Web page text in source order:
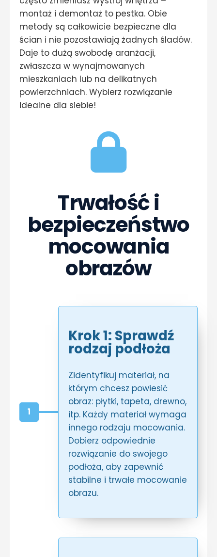
montaż i demontaż to pestka. Obie
metody są całkowicie bezpieczne dla
ścian i nie pozostawiają żadnych śladów.
Daje to dużą swobodę aranżacji,
zwłaszcza w wynajmowanych
mieszkaniach lub na delikatnych
powierzchniach. Wybierz rozwiązanie
idealne dla siebie!
Trwałość i
bezpieczeństwo
mocowania
obrazów
1
Krok 1: Sprawdź
rodzaj podłoża
Zidentyfikuj materiał, na
którym chcesz powiesić
obraz: płytki, tapeta, drewno,
itp. Każdy materiał wymaga
innego rodzaju mocowania.
Dobierz odpowiednie
rozwiązanie do swojego
podłoża, aby zapewnić
stabilne i trwałe mocowanie
obrazu.